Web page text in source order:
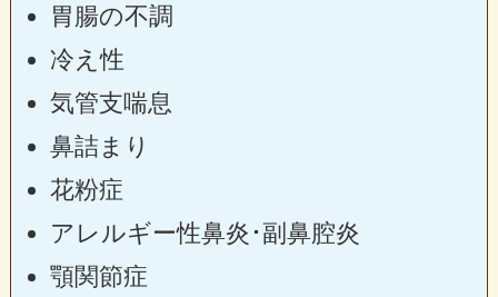
胃腸の不調
冷え性
気管支喘息
鼻詰まり
花粉症
アレルギー性鼻炎･副鼻腔炎
顎関節症